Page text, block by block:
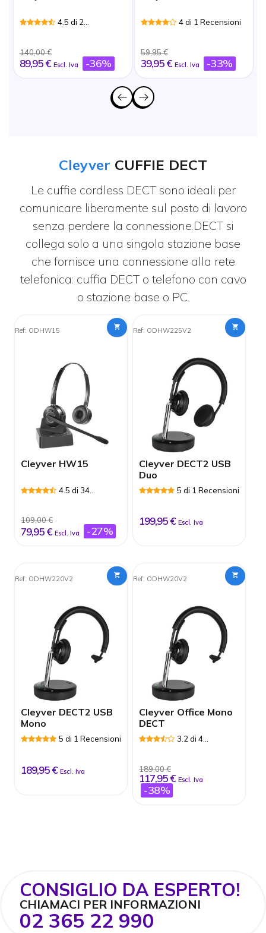
4.5 di 2
140,00 €
89,95 € Escl. Iva -36%
4 di 1 Recensioni
59,95 €
39,95 € Escl. Iva -33%
Cleyver CUFFIE DECT
Le cuffie cordless DECT sono ideali per
comunicare liberamente sul posto di lavoro
senza perdere la connessione.DECT si
collega solo a una singola stazione base
che fornisce una connessione alla rete
telefonica: cuffia DECT o telefono con cavo
o stazione base o PC.
Cleyver HW15
4.5 di 34
109,00 €
79,95 € Escl. Iva -27%
Ref: ODHW15
Cleyver DECT2 USB
Duo
5 di 1 Recensioni
199,95 € Escl. Iva
Ref: ODHW225V2
Cleyver DECT2 USB
Mono
5 di 1 Recensioni
189,95 € Escl. Iva
Ref: ODHW220V2
Cleyver Office Mono
DECT
3.2 di 4
189,00 €
117,95 € Escl. Iva
-38%
Ref: ODHW20V2
CONSIGLIO DA ESPERTO!
CHIAMACI PER INFORMAZIONI
02 365 22 990